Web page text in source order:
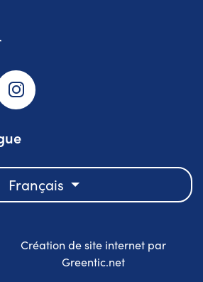
Français
Création de site internet par
Greentic.net